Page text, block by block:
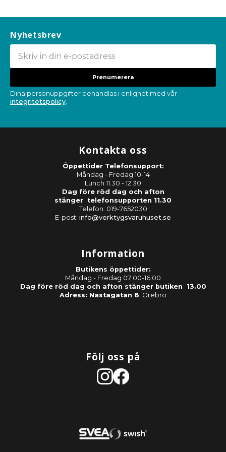
Nyhetsbrev
Prenumerera
Dina personuppgifter behandlas i enlighet med vår
integritetspolicy.
Kontakta oss
Öppettider Telefonsupport:
Måndag - Fredag 10-14
Lunch 11.30 - 12.30
Dag före röd dag och afton
stänger telefonsupporten 11.30
Telefon: 019-7652030
E-post: info@verktygsvaruhuset.se
Information
Butikens öppettider:
Måndag - Fredag 07:00-16:00
Dag före röd dag och afton stänger butiken 13.00
Adress: Nastagatan 8 Örebro
Följ oss på